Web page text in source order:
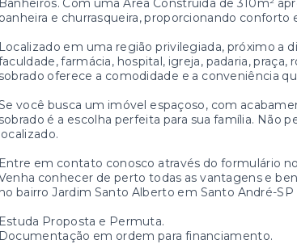
Banheiros. Com uma Área Construída de 310m²
e churrasqueira, proporcionando conforto
Localizado em uma região privilegiada, próximo a
farmácia, hospital, igreja, padaria,
sobrado oferece a comodidade e a conveniência
você busca um imóvel espaçoso, com
sobrado é a escolha perfeita para sua família.
localizado.
Entre em contato conosco através do formulário
conhecer de perto todas as vantagens e
no bairro Jardim Santo Alberto em Santo André-
Estuda Proposta e Permuta.
Documentação em ordem para financiamento.